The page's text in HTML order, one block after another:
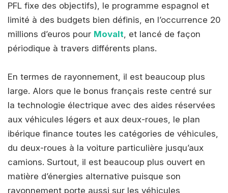
PFL fixe des objectifs), le programme espagnol et
limité à des budgets bien définis, en l’occurrence 20
millions d’euros pour Movalt, et lancé de façon
périodique à travers différents plans.
En termes de rayonnement, il est beaucoup plus
large. Alors que le bonus français reste centré sur
la technologie électrique avec des aides réservées
aux véhicules légers et aux deux-roues, le plan
ibérique finance toutes les catégories de véhicules,
du deux-roues à la voiture particulière jusqu’aux
camions. Surtout, il est beaucoup plus ouvert en
matière d’énergies alternative puisque son
rayonnement porte aussi sur les véhicules